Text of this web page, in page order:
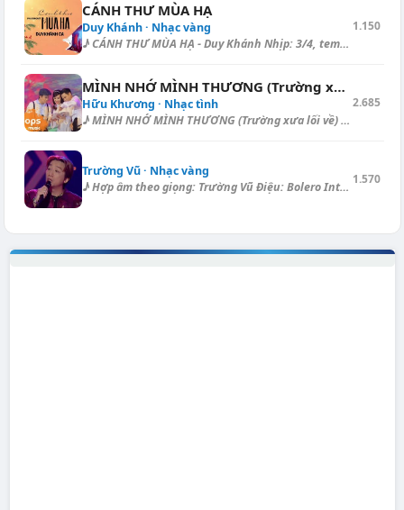
CÁNH THƯ MÙA HẠ
Duy Khánh · Nhạc vàng
♪ CÁNH THƯ MÙA HẠ - Duy Khánh Nhịp: 3/4, tempo: 94, điệu: Habanera =====...
1.150
MÌNH NHỚ MÌNH THƯƠNG (Trường xưa lối về)
Hữu Khương · Nhạc tình
♪ MÌNH NHỚ MÌNH THƯƠNG (Trường xưa lối về) - Thái Châu Hợp âm dạo (Boler...
2.685
Trường Vũ · Nhạc vàng
♪ Hợp âm theo giọng: Trường Vũ Điệu: Bolero Intro: [Am] | [Am] | [E] | [...
1.570